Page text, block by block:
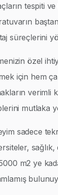
tespiti
süreçlerini
özel
için hem
verimli
mutlaka
sadece
m2 ye